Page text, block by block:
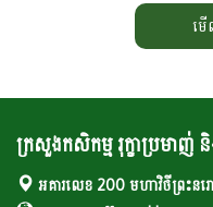
មើ
ក្រសួងកសិកម្ម រុក្ខាប្រមាញ់
អគារលេខ 200 មហាវិថីព្រះនរ